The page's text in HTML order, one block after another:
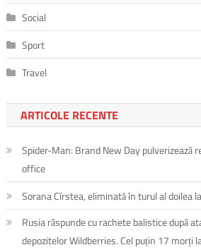
Social
Sport
Travel
ARTICOLE RECENTE
Spider-Man: Brand New Day pulverizează
office
Sorana Cîrstea, eliminată în turul al doilea
Rusia răspunde cu rachete balistice după
depozitelor Wildberries. Cel puțin 17 morți